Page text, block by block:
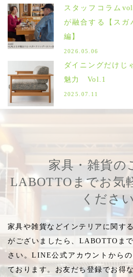
スタッフコラム
が融合する【スガ
編】
2026.05.06
ダイニングだけじ
魅力 Vol.1
2025.07.11
家具・雑貨の
LABOTTOまでお気
ください
家具や雑貨などインテリアに関す
がございましたら、LABOTTOま
さい。LINE公式アカウントから
ております。お友だち登録でお得